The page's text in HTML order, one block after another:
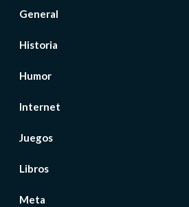
General
Historia
Humor
Internet
Juegos
Libros
Meta